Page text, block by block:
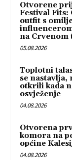
Otvorene
Festival Fits:
outfit s
na Crvenom
05.08.2026
Toplotni
se nastavlja,
otkrili kada
osvježenje
04.08.2026
Otvorena
komora na
općine
04.08.2026